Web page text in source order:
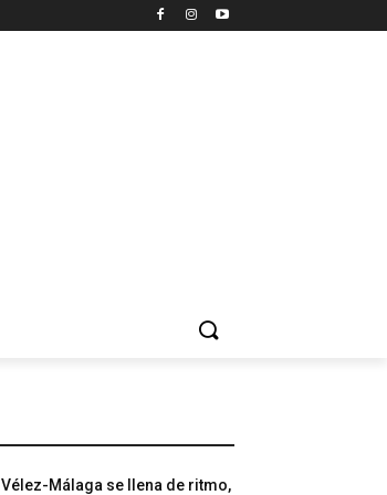
Vélez-Málaga se llena de ritmo,